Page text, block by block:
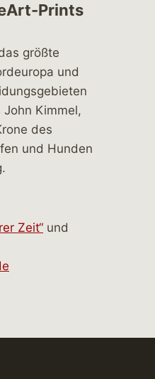
Prints
Zeit“ und